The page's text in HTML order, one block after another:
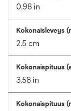
0.98 in
Kokonaisleveys
2.5 cm
Kokonaispituus
3.58 in
Kokonaispituus